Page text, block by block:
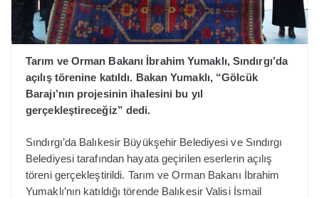
Tarım ve Orman Bakanı İbrahim Yumaklı, Sındırgı’da
açılış törenine katıldı. Bakan Yumaklı, “Gölcük
Barajı’nın projesinin ihalesini bu yıl
gerçekleştireceğiz” dedi.
Sındırgı’da Balıkesir Büyükşehir Belediyesi ve Sındırgı
Belediyesi tarafından hayata geçirilen eserlerin açılış
töreni gerçekleştirildi. Tarım ve Orman Bakanı İbrahim
Yumaklı’nın katıldığı törende Balıkesir Valisi İsmail